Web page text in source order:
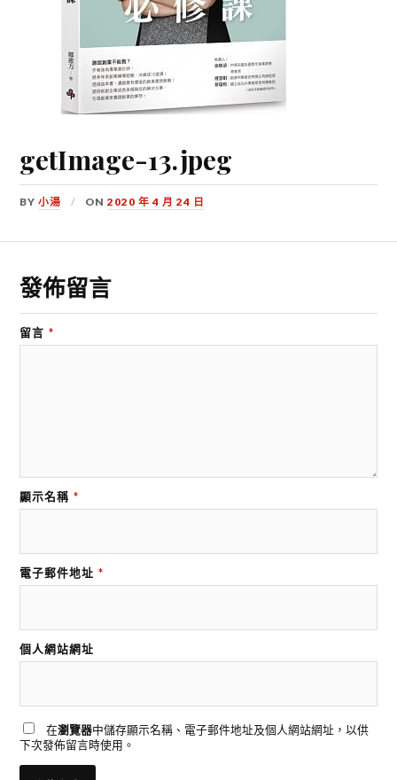
getImage-13.jpeg
BY小湯 ON2020 年 4 月 24 日
發佈留言
留言 *
顯示名稱 *
電子郵件地址 *
個人網站網址
在瀏覽器中儲存顯示名稱、電子郵件地址及個人網站網址，以供
下次發佈留言時使用。